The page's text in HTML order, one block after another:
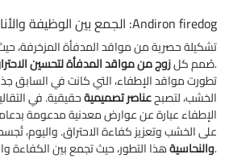
Andiron firedog: الجمع بين الوظيفة والأناقة في قلب مدفأتك
تشكيلة حصرية من مواقد المدفأة المزخرفة، حيث
صُمم كلزوج من مواقد المدفأةلتحسين
وإثراء جماليات مدفأتك.
تطورت مواقد الإطفاء، التي كانت في السابق
الخشب، لتصبحعناصر تصميميةحقيقية. في
الإطفاء عبارة عن عوارض معدنية مدعومة
على الخشب وتعزيز كفاءة الاحتراق. واليوم،
والنحاسيةهذا التطور، حيث تجمع بين الكفاءة والجماليات الراقية.